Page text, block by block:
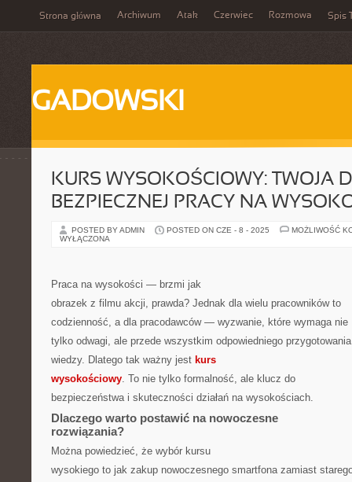
Strona główna Archiwum Atak Czerwiec Rozmowa Spis
GADOWSKI
KURS WYSOKOŚCIOWY: TWOJA
BEZPIECZNEJ PRACY NA
POSTED BY ADMIN POSTED ON CZE - 8 - 2025
MOŻLIWOŚĆ
WYŁĄCZONA
Praca na wysokości — brzmi jak
obrazek z filmu akcji, prawda? Jednak dla wielu pracowników to
codzienność, a dla pracodawców — wyzwanie, które wymaga nie
tylko odwagi, ale przede wszystkim odpowiedniego
wiedzy. Dlatego tak ważny jest kurs
wysokościowy. To nie tylko formalność, ale klucz do
bezpieczeństwa i skuteczności działań na wysokościach.
Dlaczego warto postawić na nowoczesne
rozwiązania?
Można powiedzieć, że wybór kursu
wysokiego to jak zakup nowoczesnego smartfona zamiast